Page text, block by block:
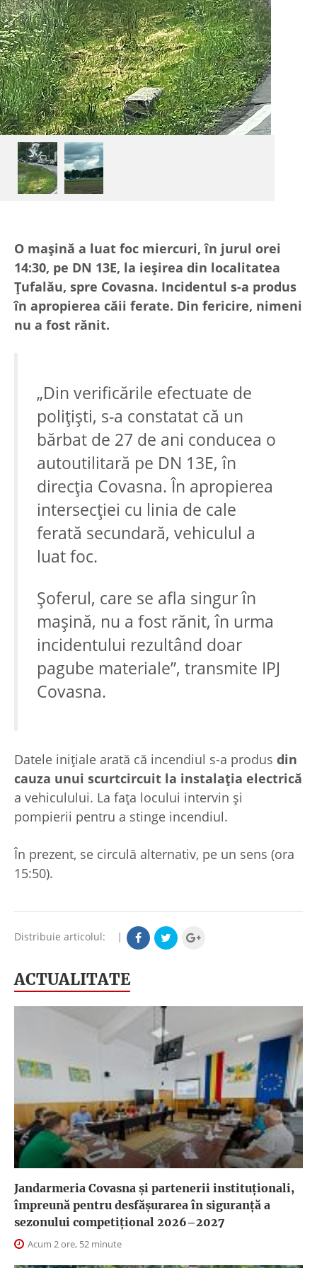
O mașină a luat foc miercuri, în jurul orei
14:30, pe DN 13E, la ieșirea din localitatea
Țufalău, spre Covasna. Incidentul s-a produs
în apropierea căii ferate. Din fericire, nimeni
nu a fost rănit.
„Din verificările efectuate de
polițiști, s-a constatat că un
bărbat de 27 de ani conducea o
autoutilitară pe DN 13E, în
direcția Covasna. În apropierea
intersecției cu linia de cale
ferată secundară, vehiculul a
luat foc.
Șoferul, care se afla singur în
mașină, nu a fost rănit, în urma
incidentului rezultând doar
pagube materiale”, transmite IPJ
Covasna.
Datele inițiale arată că incendiul s-a produs din
cauza unui scurtcircuit la instalația electrică
a vehiculului. La fața locului intervin și
pompierii pentru a stinge incendiul.
În prezent, se circulă alternativ, pe un sens (ora
15:50).
Distribuie articolul: |
ACTUALITATE
Jandarmeria Covasna și partenerii instituționali,
împreună pentru desfășurarea în siguranță a
sezonului competițional 2026–2027
Acum 2 ore, 52 minute